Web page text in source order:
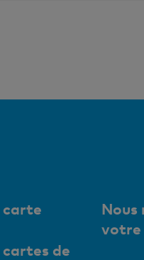
carte
de
Nous
votre